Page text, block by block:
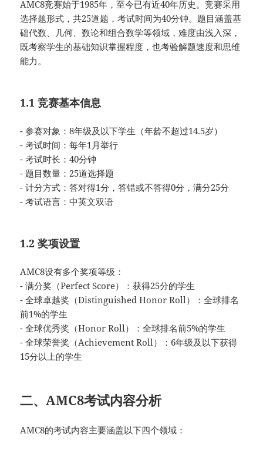
AMC8竞赛始于1985年，至今已有近40年历史。竞赛采用
选择题形式，共25道题，考试时间为40分钟。题目涵盖基
础代数、几何、数论和组合数学等领域，难度由浅入深，
既考察学生的基础知识掌握程度，也考验解题速度和思维
能力。
1.1 竞赛基本信息
- 参赛对象：8年级及以下学生（年龄不超过14.5岁）
- 考试时间：每年1月举行
- 考试时长：40分钟
- 题目数量：25道选择题
- 计分方式：答对得1分，答错或不答得0分，满分25分
- 考试语言：中英文双语
1.2 奖项设置
AMC8设有多个奖项等级：
- 满分奖（Perfect Score）：获得25分的学生
- 全球卓越奖（Distinguished Honor Roll）：全球排名
前1%的学生
- 全球优秀奖（Honor Roll）：全球排名前5%的学生
- 全球荣誉奖（Achievement Roll）：6年级及以下获得
15分以上的学生
二、AMC8考试内容分析
AMC8的考试内容主要涵盖以下四个领域：